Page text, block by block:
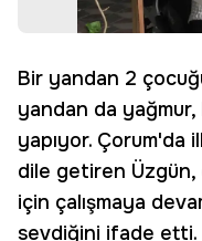
Bir yandan 2
yandan da yağmur,
yapıyor. Çorum'da
dile getiren Üzgün,
için çalışmaya
sevdiğini ifade etti.